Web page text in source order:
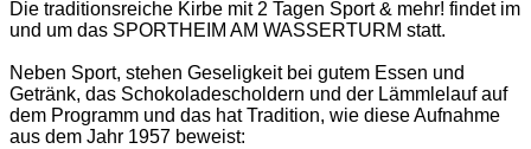
Die traditionsreiche Kirbe mit 2 Tagen Sport & mehr! findet im
und um das SPORTHEIM AM WASSERTURM statt.
Neben Sport, stehen Geseligkeit bei gutem Essen und
Getränk, das Schokoladescholdern und der Lämmlelauf auf
dem Programm und das hat Tradition, wie diese Aufnahme
aus dem Jahr 1957 beweist: